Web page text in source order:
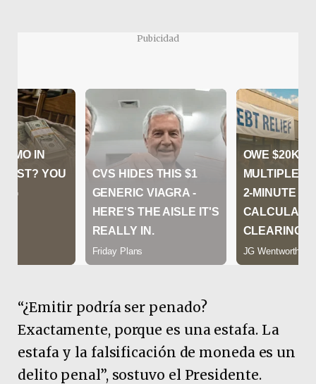
Pubicidad
“¿Emitir podría ser penado?
Exactamente, porque es una estafa. La
estafa y la falsificación de moneda es un
delito penal”, sostuvo el Presidente.